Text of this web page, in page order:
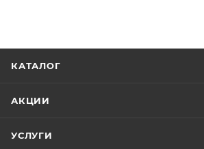
КАТАЛОГ
АКЦИИ
УСЛУГИ